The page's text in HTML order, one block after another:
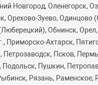
Новгород, Оленегорск,
Орехово-Зуево, Одинцово
Обнинск,
Приморско-Ахтарск,
Петрозаводск, Псков,
Пушкин,
Рязань, Раменское,